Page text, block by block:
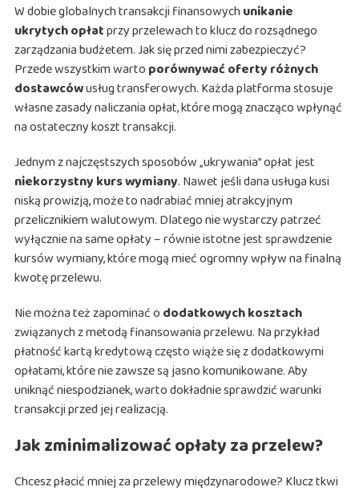
W dobie globalnych transakcji finansowychunikanie
ukrytych opłatprzy przelewach to klucz do rozsądnego
zarządzania budżetem. Jak się przed nimi zabezpieczyć?
Przede wszystkim warto porównywać oferty różnych
dostawcówusług transferowych. Każda platforma stosuje
własne zasady naliczania opłat, które mogą znacząco wpłynąć
na ostateczny koszt transakcji.
Jednym z najczęstszych sposobów „ukrywania” opłat jest
niekorzystny kurs wymiany. Nawet jeśli dana usługa kusi
niską prowizją, może to nadrabiać mniej atrakcyjnym
przelicznikiem walutowym. Dlatego nie wystarczy patrzeć
wyłącznie na same opłaty – równie istotne jest sprawdzenie
kursów wymiany, które mogą mieć ogromny wpływ na finalną
kwotę przelewu.
Nie można też zapominać o dodatkowych kosztach
związanych z metodą finansowania przelewu. Na przykład
płatność kartą kredytową często wiąże się z dodatkowymi
opłatami, które nie zawsze są jasno komunikowane. Aby
uniknąć niespodzianek, warto dokładnie sprawdzić warunki
transakcji przed jej realizacją.
Jak zminimalizować opłaty za przelew?
Chcesz płacić mniej za przelewy międzynarodowe? Klucz tkwi